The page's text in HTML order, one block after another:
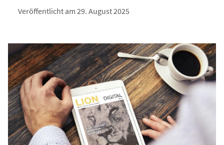
Veröffentlicht am 29. August 2025